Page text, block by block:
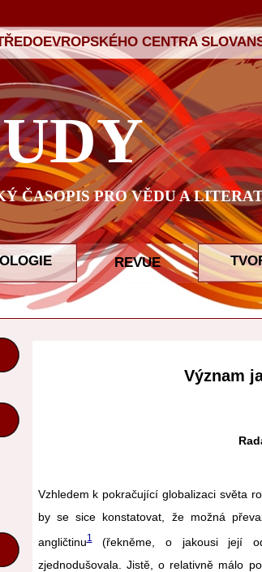
CENTRA
ČASOPIS PRO VĚDU A
REVUE
Význam
Vzhledem k pokračující globalizaci světa
by se sice konstatovat, že možná
angličtinu1(řekněme, o jakousi její
zjednodušovala. Jistě, o relativně málo